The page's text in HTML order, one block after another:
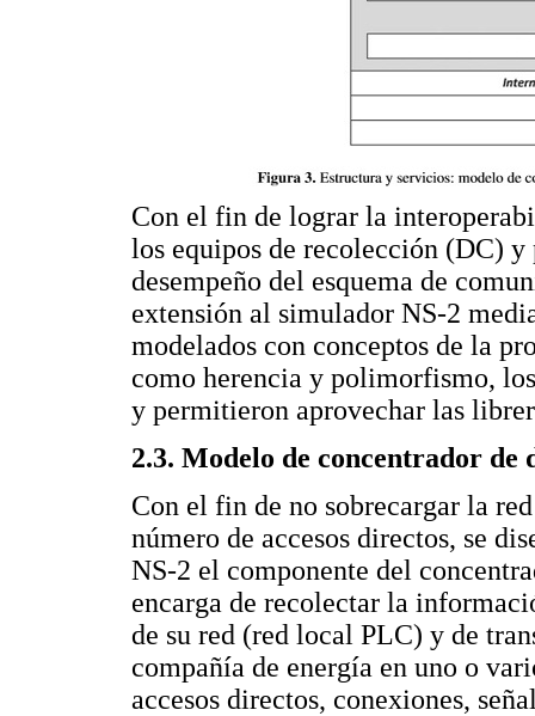
Con el fin de lograr la
los equipos de recolección (DC)
desempeño del esquema de
extensión al simulador NS-2
modelados con conceptos de la
como herencia y polimorfismo,
y permitieron aprovechar las
2.3. Modelo de concentrador de
Con el fin de no sobrecargar la
número de accesos directos, se
NS-2 el componente del
encarga de recolectar la
de su red (red local PLC) y de
compañía de energía en uno o
accesos directos, conexiones,